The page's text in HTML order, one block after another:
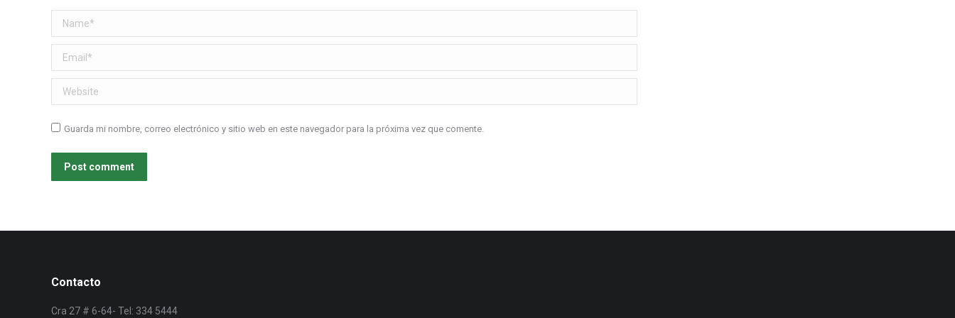
Name *
Email *
Website
Guarda mi nombre, correo electrónico y sitio web en este navegador para la próxima vez que comente.
Post comment
Contacto
Cra 27 # 6-64- Tel: 334 5444